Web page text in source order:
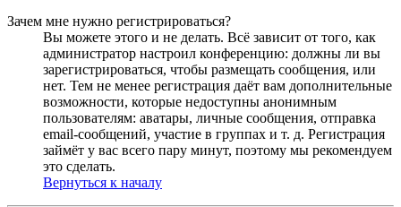
Зачем мне нужно регистрироваться?
Вы можете этого и не делать. Всё зависит от того, как
администратор настроил конференцию: должны ли вы
зарегистрироваться, чтобы размещать сообщения, или
нет. Тем не менее регистрация даёт вам дополнительные
возможности, которые недоступны анонимным
пользователям: аватары, личные сообщения, отправка
email-сообщений, участие в группах и т. д. Регистрация
займёт у вас всего пару минут, поэтому мы рекомендуем
это сделать.
Вернуться к началу